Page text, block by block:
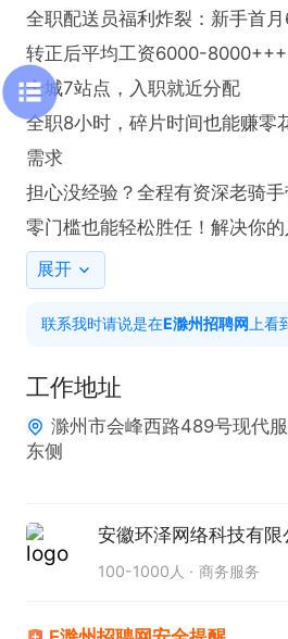
全职配送员福利炸裂：新手首
转正后平均工资6000-8000+++
全城7站点，入职就近分配
全职8小时，碎片时间也能赚零
需求
担心没经验？全程有资深老骑手
零门槛也能轻松胜任！解决你的
订单稳定，跑单路线熟悉又高
展开
联系我时请说是在E滁州招聘网 上看
工作地址
滁州市会峰西路489号现代
东侧
100-1000人 商务服务